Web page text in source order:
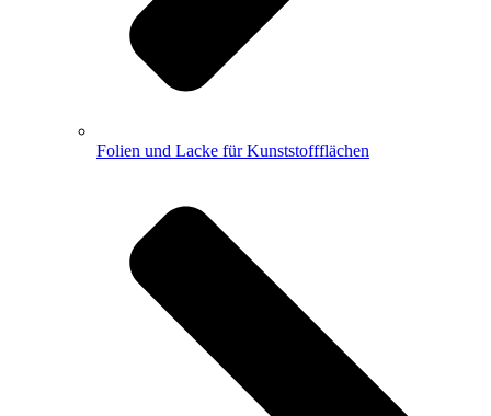
Folien und Lacke für Kunststoffflächen